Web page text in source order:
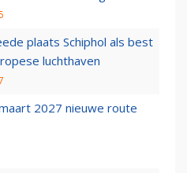
plaats Schiphol als best
luchthaven
2027 nieuwe route